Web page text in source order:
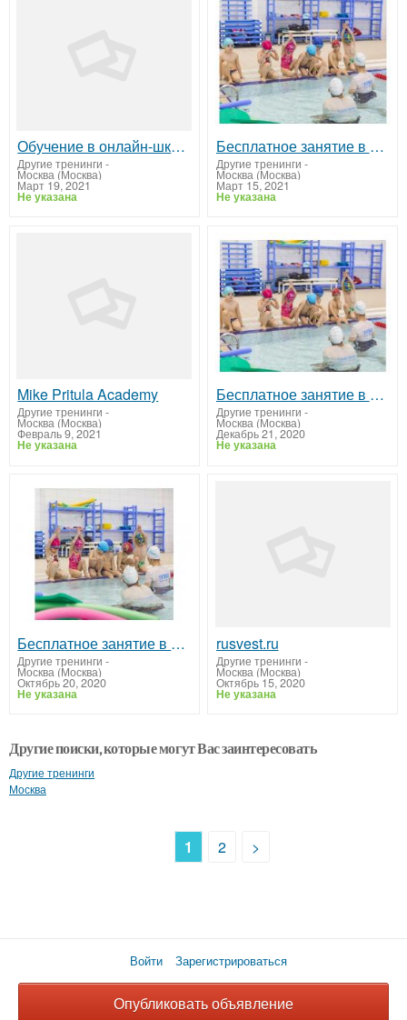
Обучение в онлайн-школе astronova
Другие тренинги -
Москва (Москва)
Март 19, 2021
Не указана
Бесплатное занятие в детской школе плавания «Океаника» филиал на Римской.
Другие тренинги -
Москва (Москва)
Март 15, 2021
Не указана
Mike Pritula Academy
Другие тренинги -
Москва (Москва)
Февраль 9, 2021
Не указана
Бесплатное занятие в детской школе плавания «Океаника» Чертаново.
Другие тренинги -
Москва (Москва)
Декабрь 21, 2020
Не указана
Бесплатное занятие в детской школе плавания «Океаника» на Тропарево.
Другие тренинги -
Москва (Москва)
Октябрь 20, 2020
Не указана
rusvest.ru
Другие тренинги -
Москва (Москва)
Октябрь 15, 2020
Не указана
Другие поиски, которые могут Вас заинтересовать
Другие тренинги
Москва
1 2 >
Войти Зарегистрироваться
Опубликовать объявление